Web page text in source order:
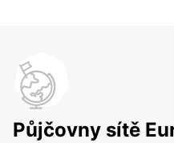
Půjčovny sítě